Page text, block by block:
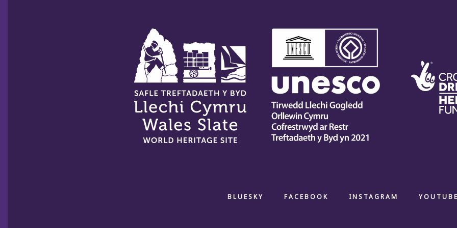
BLUESKY FACEBOOK INSTAGRAM